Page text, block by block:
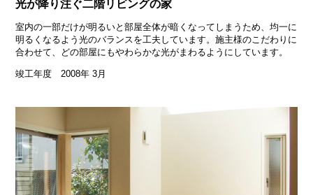
光が降り注ぐ二階リビングの家
室内の一部だけが明るいと部屋全体が暗くなってしまうため、均一に
明るくなるよう光のバランスを工夫しています。施主様のこだわりに
合わせて、どの部屋にもやわらかな光がまわるようにしています。
竣工年度 2008年 3月